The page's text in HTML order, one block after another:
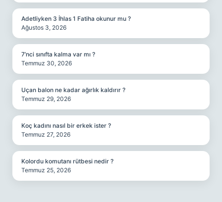
Adetliyken 3 İhlas 1 Fatiha okunur mu ?
Ağustos 3, 2026
7’nci sınıfta kalma var mı ?
Temmuz 30, 2026
Uçan balon ne kadar ağırlık kaldırır ?
Temmuz 29, 2026
Koç kadını nasıl bir erkek ister ?
Temmuz 27, 2026
Kolordu komutanı rütbesi nedir ?
Temmuz 25, 2026